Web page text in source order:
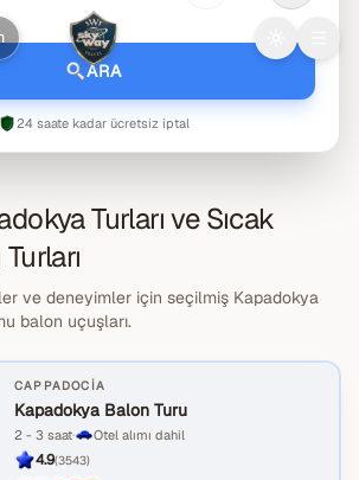
Balon Turları &
ARA
24 saate kadar ücretsiz iptal
Turları ve Sıcak
ve deneyimler için seçilmiş Kapadokya
balon uçuşları.
CAPPADOCIA
Kapadokya Balon Turu
2 - 3 saat· Otel alımı dahil
4.9(3543)